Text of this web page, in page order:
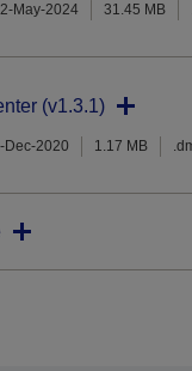
May-2024 31.45 MB
(v1.3.1)
Dec-2020 1.17 MB